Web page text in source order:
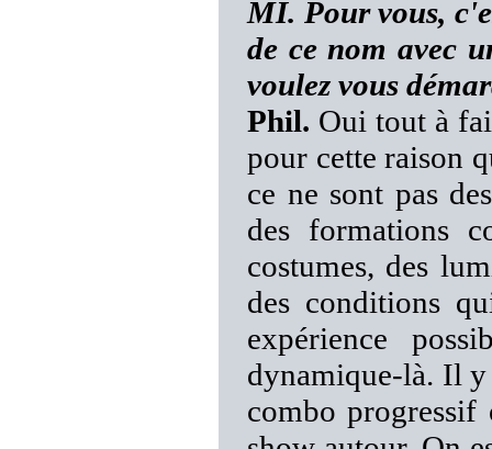
MI. Pour vous,
de ce nom avec
voulez vous
Phil. Oui tout à
pour cette raison
ce ne sont pas
des formations
costumes, des
des conditions
expérience
dynamique-là. Il y
combo progressif